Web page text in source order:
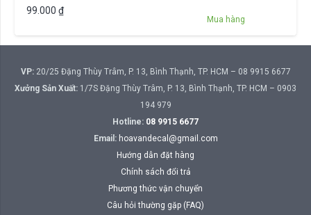
99.000 ₫
Mua hàng
VP:20/25 Đặng Thùy Trâm, P. 13, Bình Thạnh, TP. HCM – 08 9915 6677
Xưởng Sản Xuất: 1/7S Đặng Thùy Trâm, P. 13, Bình Thạnh, TP. HCM – 0903
194 979
Hotline: 08 9915 6677
Email: hoavandecal@gmail.com
Hướng dẫn đặt hàng
Chính sách đổi trả
Phương thức vận chuyển
Câu hỏi thường gặp (FAQ)